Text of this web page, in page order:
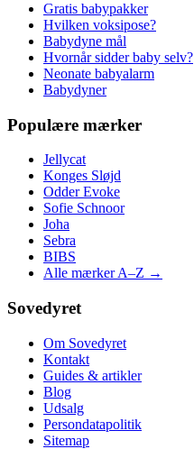
Gratis babypakker
Hvilken voksipose?
Babydyne mål
Hvornår sidder baby selv?
Neonate babyalarm
Babydyner
Populære mærker
Jellycat
Konges Sløjd
Odder Evoke
Sofie Schnoor
Joha
Sebra
BIBS
Alle mærker A–Z →
Sovedyret
Om Sovedyret
Kontakt
Guides & artikler
Blog
Udsalg
Persondatapolitik
Sitemap